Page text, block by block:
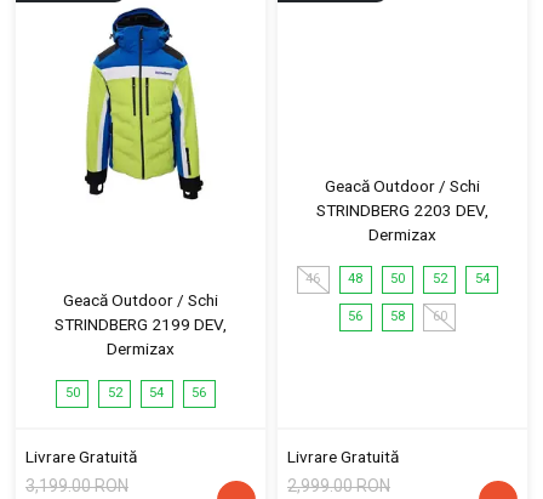
Geacă Outdoor / Schi
STRINDBERG 2199 DEV,
Dermizax
50 52 54 56
Livrare Gratuită
3,199.00 RON
Geacă Outdoor / Schi
STRINDBERG 2203 DEV,
Dermizax
46 48 50 52 54
56 58 60
Livrare Gratuită
2,999.00 RON